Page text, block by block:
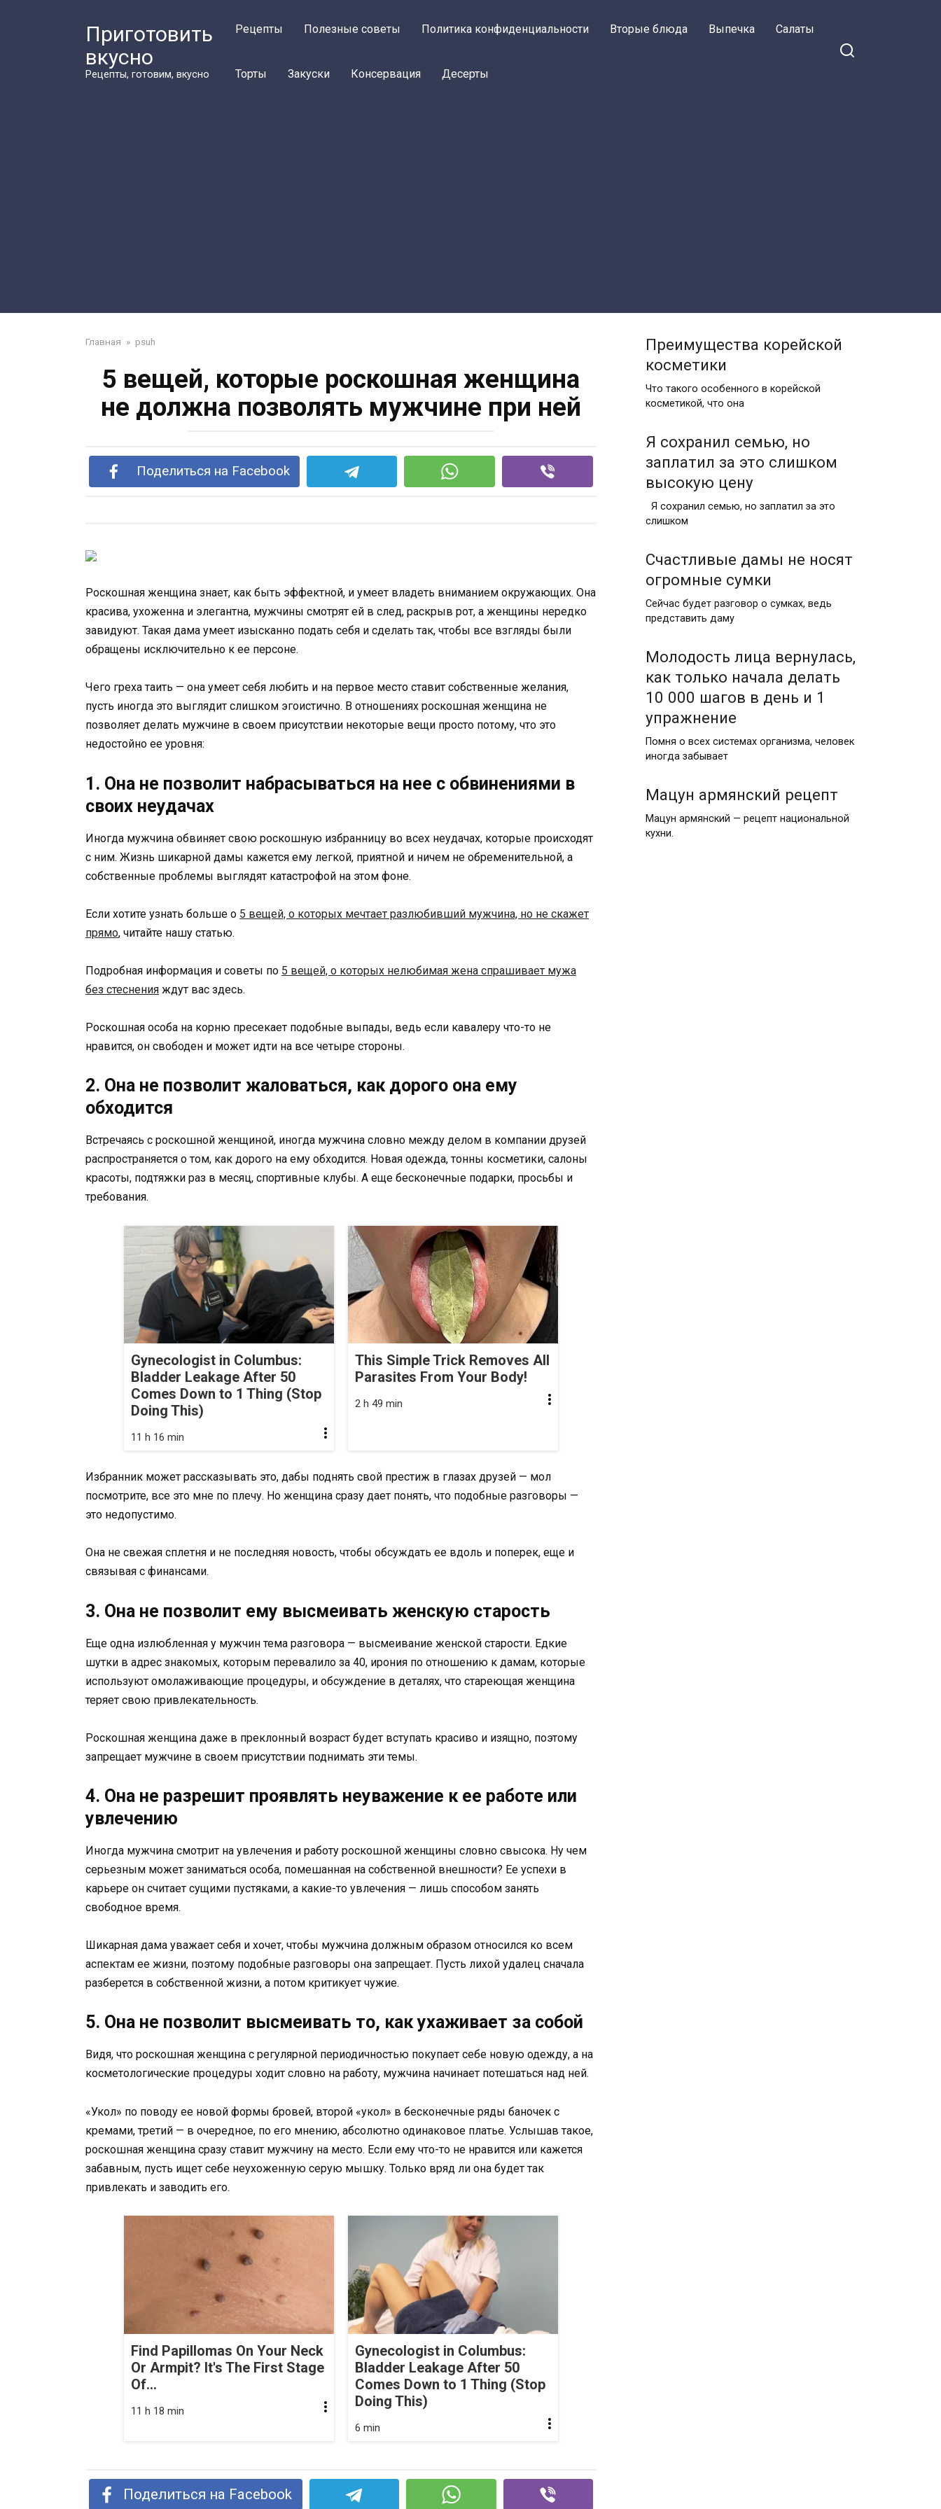
Приготовить
вкусно
Рецепты, готовим, вкусно
Рецепты Полезные советы Политика конфиденциальности Вторые блюда Выпечка Салаты
Торты Закуски Консервация Десерты
Главная » psuh
5 вещей, которые роскошная женщина
не должна позволять мужчине при ней
Поделиться на Facebook
Роскошная женщина знает, как быть эффектной, и умеет владеть вниманием окружающих. Она
красива, ухоженна и элегантна, мужчины смотрят ей в след, раскрыв рот, а женщины нередко
завидуют. Такая дама умеет изысканно подать себя и сделать так, чтобы все взгляды были
обращены исключительно к ее персоне.
Чего греха таить — она умеет себя любить и на первое место ставит собственные желания,
пусть иногда это выглядит слишком эгоистично. В отношениях роскошная женщина не
позволяет делать мужчине в своем присутствии некоторые вещи просто потому, что это
недостойно ее уровня:
1. Она не позволит набрасываться на нее с обвинениями в
своих неудачах
Иногда мужчина обвиняет свою роскошную избранницу во всех неудачах, которые происходят
с ним. Жизнь шикарной дамы кажется ему легкой, приятной и ничем не обременительной, а
собственные проблемы выглядят катастрофой на этом фоне.
Если хотите узнать больше о 5 вещей, о которых мечтает разлюбивший мужчина, но не скажет
прямо, читайте нашу статью.
Подробная информация и советы по 5 вещей, о которых нелюбимая жена спрашивает мужа
без стеснения ждут вас здесь.
Роскошная особа на корню пресекает подобные выпады, ведь если кавалеру что-то не
нравится, он свободен и может идти на все четыре стороны.
2. Она не позволит жаловаться, как дорого она ему
обходится
Встречаясь с роскошной женщиной, иногда мужчина словно между делом в компании друзей
распространяется о том, как дорого на ему обходится. Новая одежда, тонны косметики, салоны
красоты, подтяжки раз в месяц, спортивные клубы. А еще бесконечные подарки, просьбы и
требования.
Gynecologist in Columbus:
Bladder Leakage After 50
Comes Down to 1 Thing (Stop
Doing This)
11 h 16 min
This Simple Trick Removes All
Parasites From Your Body!
2 h 49 min
Избранник может рассказывать это, дабы поднять свой престиж в глазах друзей — мол
посмотрите, все это мне по плечу. Но женщина сразу дает понять, что подобные разговоры —
это недопустимо.
Она не свежая сплетня и не последняя новость, чтобы обсуждать ее вдоль и поперек, еще и
связывая с финансами.
3. Она не позволит ему высмеивать женскую старость
Еще одна излюбленная у мужчин тема разговора — высмеивание женской старости. Едкие
шутки в адрес знакомых, которым перевалило за 40, ирония по отношению к дамам, которые
используют омолаживающие процедуры, и обсуждение в деталях, что стареющая женщина
теряет свою привлекательность.
Роскошная женщина даже в преклонный возраст будет вступать красиво и изящно, поэтому
запрещает мужчине в своем присутствии поднимать эти темы.
4. Она не разрешит проявлять неуважение к ее работе или
увлечению
Иногда мужчина смотрит на увлечения и работу роскошной женщины словно свысока. Ну чем
серьезным может заниматься особа, помешанная на собственной внешности? Ее успехи в
карьере он считает сущими пустяками, а какие-то увлечения — лишь способом занять
свободное время.
Шикарная дама уважает себя и хочет, чтобы мужчина должным образом относился ко всем
аспектам ее жизни, поэтому подобные разговоры она запрещает. Пусть лихой удалец сначала
разберется в собственной жизни, а потом критикует чужие.
5. Она не позволит высмеивать то, как ухаживает за собой
Видя, что роскошная женщина с регулярной периодичностью покупает себе новую одежду, а на
косметологические процедуры ходит словно на работу, мужчина начинает потешаться над ней.
«Укол» по поводу ее новой формы бровей, второй «укол» в бесконечные ряды баночек с
кремами, третий — в очередное, по его мнению, абсолютно одинаковое платье. Услышав такое,
роскошная женщина сразу ставит мужчину на место. Если ему что-то не нравится или кажется
забавным, пусть ищет себе неухоженную серую мышку. Только вряд ли она будет так
привлекать и заводить его.
Find Papillomas On Your Neck
Or Armpit? It's The First Stage
Of...
11 h 18 min
Gynecologist in Columbus:
Bladder Leakage After 50
Comes Down to 1 Thing (Stop
Doing This)
6 min
Поделиться на Facebook
Преимущества корейской
косметики
Что такого особенного в корейской
косметикой, что она
Я сохранил семью, но
заплатил за это слишком
высокую цену
Я сохранил семью, но заплатил за это
слишком
Счастливые дамы не носят
огромные сумки
Сейчас будет разговор о сумках, ведь
представить даму
Молодость лица вернулась,
как только начала делать
10 000 шагов в день и 1
упражнение
Помня о всех системах организма, человек
иногда забывает
Мацун армянский рецепт
Мацун армянский — рецепт национальной
кухни.